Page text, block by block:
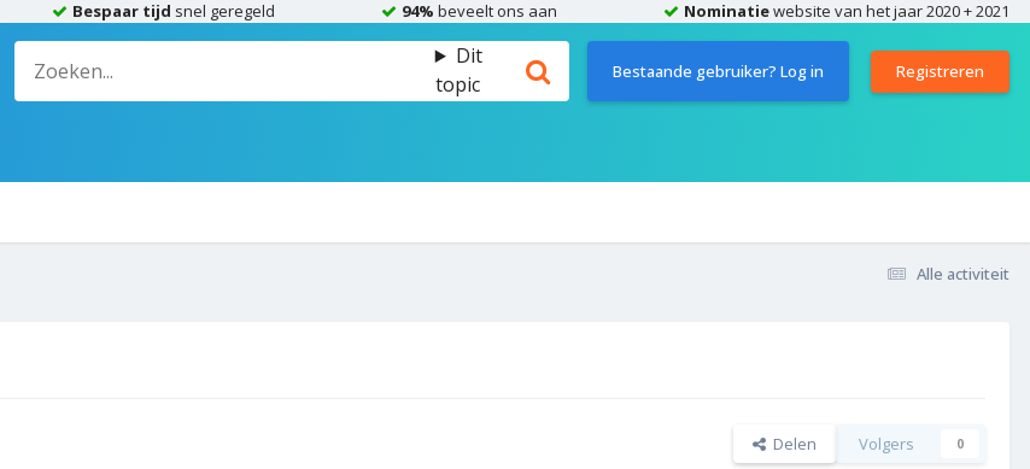
Bespaar tijd snel geregeld 94% beveelt ons aan Nominatiewebsite van het jaar 2020 + 2021
Dit
topic
Bestaande gebruiker? Log in Registreren
Alle activiteit
Delen Volgers 0